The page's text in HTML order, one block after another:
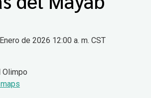
de 2026 12:00 a. m. CST
Olimpo